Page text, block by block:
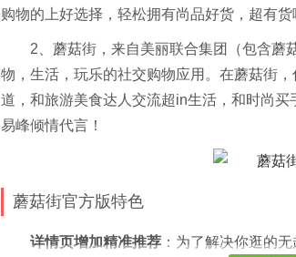
购物的上好选择，轻松拥有尚品好货，超有
2、蘑菇街，来自美丽联合集团（包含蘑
物，生活，玩乐的社交购物应用。在蘑菇街
道，和旅游美食达人交流超in生活，和时尚
易峰倾情代言！
蘑菇街官方版特色
详情页增加精准推荐 ：为了解决你逛的